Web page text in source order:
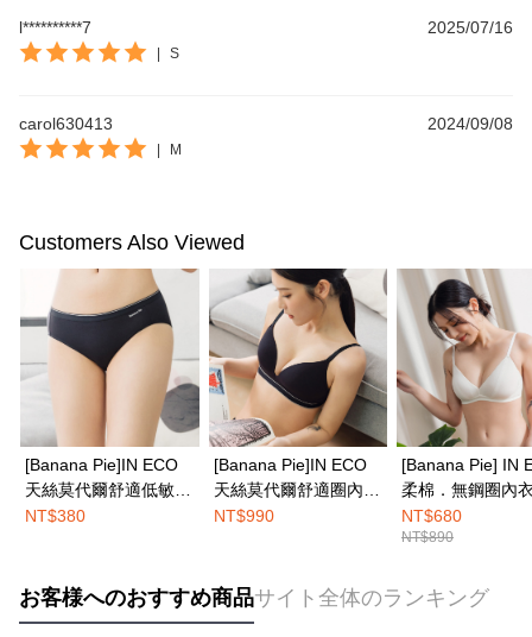
l**********7
2025/07/16
| S
carol630413 2024/09/08
| M
Customers Also Viewed
[Banana Pie]IN ECO
天絲莫代爾舒適低敏三
角內褲-烏木黑
NT$380
[Banana Pie]IN ECO
天絲莫代爾舒適圈內
衣-烏木黑
NT$990
[Banana Pie] IN
柔棉．無鋼圈內
山白
NT$680
NT$890
お客様へのおすすめ商品サイト全体のランキング